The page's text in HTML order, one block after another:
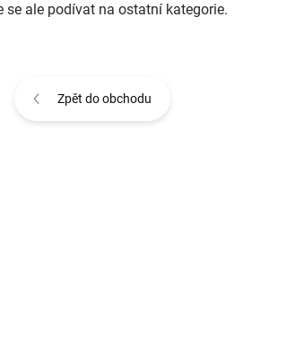
se ale podívat na ostatní kategorie.
Zpět do obchodu